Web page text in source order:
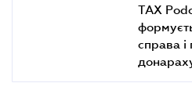
TAX
справа і